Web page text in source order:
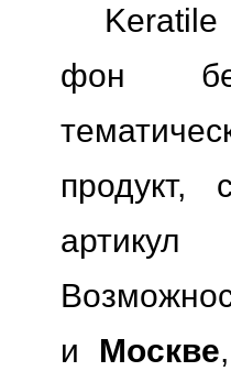
фон
продукт,
артикул
и Москве